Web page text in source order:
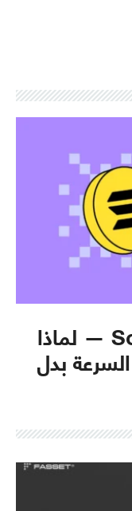
Solana vs Ethereum — لماذا
بدل